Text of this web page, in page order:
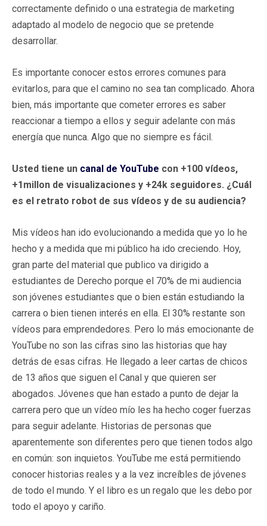
correctamente definido o una estrategia de marketing
adaptado al modelo de negocio que se pretende
desarrollar.
Es importante conocer estos errores comunes para
evitarlos, para que el camino no sea tan complicado. Ahora
bien, más importante que cometer errores es saber
reaccionar a tiempo a ellos y seguir adelante con más
energía que nunca. Algo que no siempre es fácil.
Usted tiene un canal de YouTube con +100 vídeos,
+1millon de visualizaciones y +24k seguidores. ¿Cuál
es el retrato robot de sus vídeos y de su audiencia?
Mis vídeos han ido evolucionando a medida que yo lo he
hecho y a medida que mi público ha ido creciendo. Hoy,
gran parte del material que publico va dirigido a
estudiantes de Derecho porque el 70% de mi audiencia
son jóvenes estudiantes que o bien están estudiando la
carrera o bien tienen interés en ella. El 30% restante son
vídeos para emprendedores. Pero lo más emocionante de
YouTube no son las cifras sino las historias que hay
detrás de esas cifras. He llegado a leer cartas de chicos
de 13 años que siguen el Canal y que quieren ser
abogados. Jóvenes que han estado a punto de dejar la
carrera pero que un vídeo mío les ha hecho coger fuerzas
para seguir adelante. Historias de personas que
aparentemente son diferentes pero que tienen todos algo
en común: son inquietos. YouTube me está permitiendo
conocer historias reales y a la vez increíbles de jóvenes
de todo el mundo. Y el libro es un regalo que les debo por
todo el apoyo y cariño.